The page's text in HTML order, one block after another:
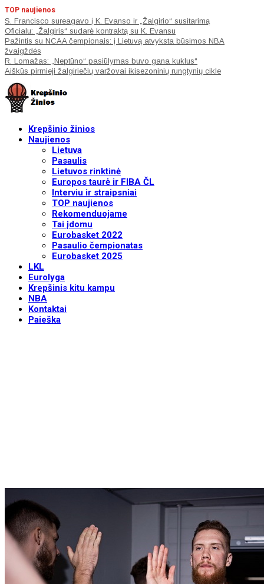
TOP naujienos
S. Francisco sureagavo į K. Evanso ir „Žalgirio“ susitarimą
Oficialu: „Žalgiris“ sudarė kontraktą su K. Evansu
Pažintis su NCAA čempionais: į Lietuvą atvyksta būsimos NBA
žvaigždės
R. Lomažas: „Neptūno“ pasiūlymas buvo gana kuklus“
Aiškūs pirmieji žalgiriečių varžovai ikisezoninių rungtynių cikle
Krepšinio žinios
Naujienos
Lietuva
Pasaulis
Lietuvos rinktinė
Europos taurė ir FIBA ČL
Interviu ir straipsniai
TOP naujienos
Rekomenduojame
Tai įdomu
Eurobasket 2022
Pasaulio čempionatas
Eurobasket 2025
LKL
Eurolyga
Krepšinis kitu kampu
NBA
Kontaktai
Paieška